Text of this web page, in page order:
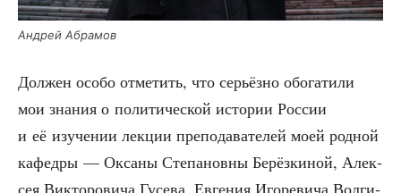
Андрей Абра­мов
Дол­жен осо­бо отме­тить, что серьёз­но обо­га­ти­ли
мои зна­ния о поли­ти­че­ской исто­рии Рос­сии
и её изу­че­нии лек­ции пре­по­да­ва­те­лей моей род­ной
кафед­ры — Окса­ны Сте­па­нов­ны Берёз­ки­ной, Алек­
сея Вик­то­ро­ви­ча Гусе­ва, Евге­ния Иго­ре­ви­ча Вол­ги­